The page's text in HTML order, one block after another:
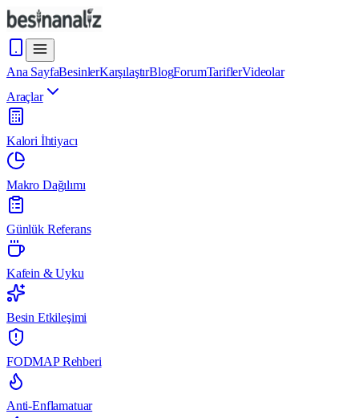
Ana SayfaBesinlerKarşılaştırBlogForumTariflerVideolar
Araçlar
Kalori İhtiyacı
Makro Dağılımı
Günlük Referans
Kafein & Uyku
Besin Etkileşimi
FODMAP Rehberi
Anti-Enflamatuar